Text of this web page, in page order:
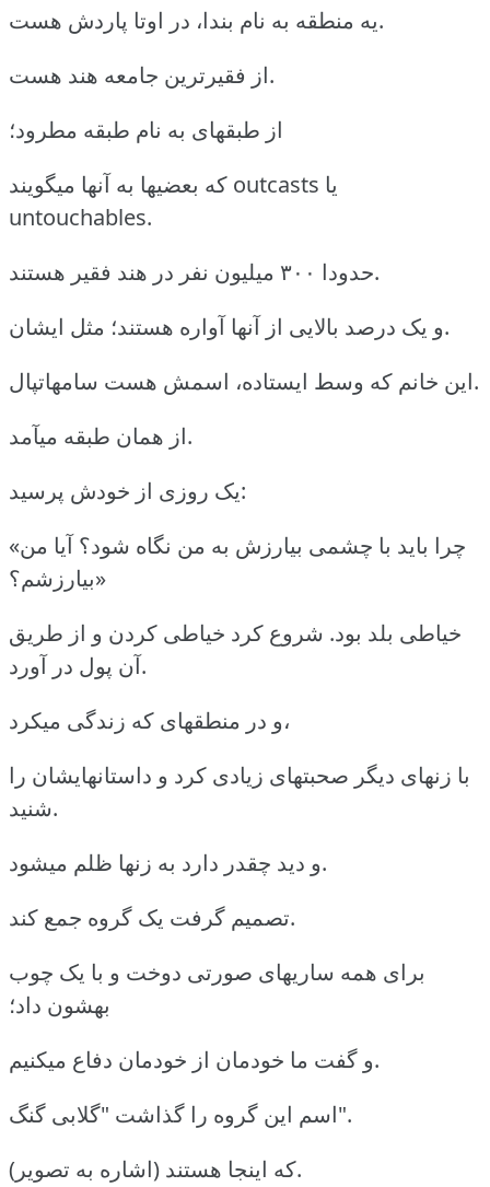
یه منطقه به نام بندا، در اوتا پاردش هست.
از فقیرترین جامعه هند هست.
از طبقهای به نام طبقه مطرود؛
که بعضیها به آنها میگویند outcasts یا
untouchables.
حدودا ۳۰۰ میلیون نفر در هند فقیر هستند.
و یک درصد بالایی از آنها آواره هستند؛ مثل ایشان.
این خانم که وسط ایستاده، اسمش هست سامهاتپال.
از همان طبقه میآمد.
یک روزی از خودش پرسید:
«چرا باید با چشمی بیارزش به من نگاه شود؟ آیا من
بیارزشم؟»
خیاطی بلد بود. شروع کرد خیاطی کردن و از طریق
آن پول در آورد.
و در منطقهای که زندگی میکرد،
با زنهای دیگر صحبتهای زیادی کرد و داستانهایشان را
شنید.
و دید چقدر دارد به زنها ظلم میشود.
تصمیم گرفت یک گروه جمع کند.
برای همه ساریهای صورتی دوخت و با یک چوب
بهشون داد؛
و گفت ما خودمان از خودمان دفاع میکنیم.
اسم این گروه را گذاشت "گلابی گنگ".
(اشاره به تصویر) که اینجا هستند.